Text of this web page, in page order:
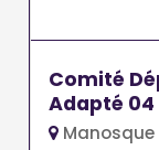
Comité
Adapté 04